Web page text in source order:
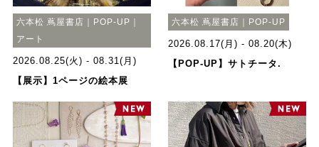
六本松 蔦屋書店｜POP-UP｜
アート
2026.08.25(火) - 08.31(月)
【展示】1ページの絵本展
六本松 蔦屋書店｜POP-UP
2026.08.17(月) - 08.20(木)
【POP-UP】サトチータ.